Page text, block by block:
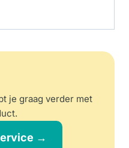
je graag verder met
→